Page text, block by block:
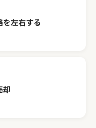
左右する
却